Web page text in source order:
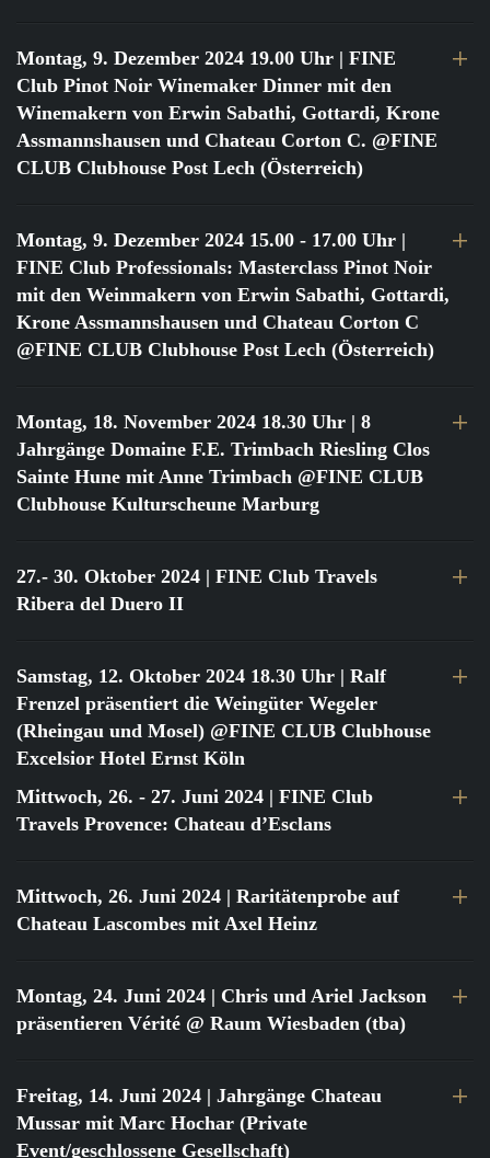
Montag, 9. Dezember 2024 19.00 Uhr | FINE
Club Pinot Noir Winemaker Dinner mit den
Winemakern von Erwin Sabathi, Gottardi, Krone
Assmannshausen und Chateau Corton C. @FINE
CLUB Clubhouse Post Lech (Österreich)
Montag, 9. Dezember 2024 15.00 - 17.00 Uhr |
FINE Club Professionals: Masterclass Pinot Noir
mit den Weinmakern von Erwin Sabathi, Gottardi,
Krone Assmannshausen und Chateau Corton C
@FINE CLUB Clubhouse Post Lech (Österreich)
Montag, 18. November 2024 18.30 Uhr | 8
Jahrgänge Domaine F.E. Trimbach Riesling Clos
Sainte Hune mit Anne Trimbach @FINE CLUB
Clubhouse Kulturscheune Marburg
27.- 30. Oktober 2024 | FINE Club Travels
Ribera del Duero II
Samstag, 12. Oktober 2024 18.30 Uhr | Ralf
Frenzel präsentiert die Weingüter Wegeler
(Rheingau und Mosel) @FINE CLUB Clubhouse
Excelsior Hotel Ernst Köln
Mittwoch, 26. - 27. Juni 2024 | FINE Club
Travels Provence: Chateau d’Esclans
Mittwoch, 26. Juni 2024 | Raritätenprobe auf
Chateau Lascombes mit Axel Heinz
Montag, 24. Juni 2024 | Chris und Ariel Jackson
präsentieren Vérité @ Raum Wiesbaden (tba)
Freitag, 14. Juni 2024 | Jahrgänge Chateau
Mussar mit Marc Hochar (Private
Event/geschlossene Gesellschaft)